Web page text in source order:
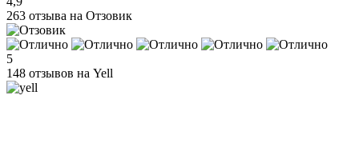
263 отзыва на Отзовик
5
148 отзывов на Yell